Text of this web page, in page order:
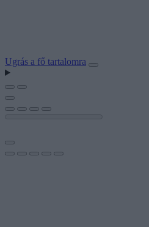
Ugrás a fő tartalomra